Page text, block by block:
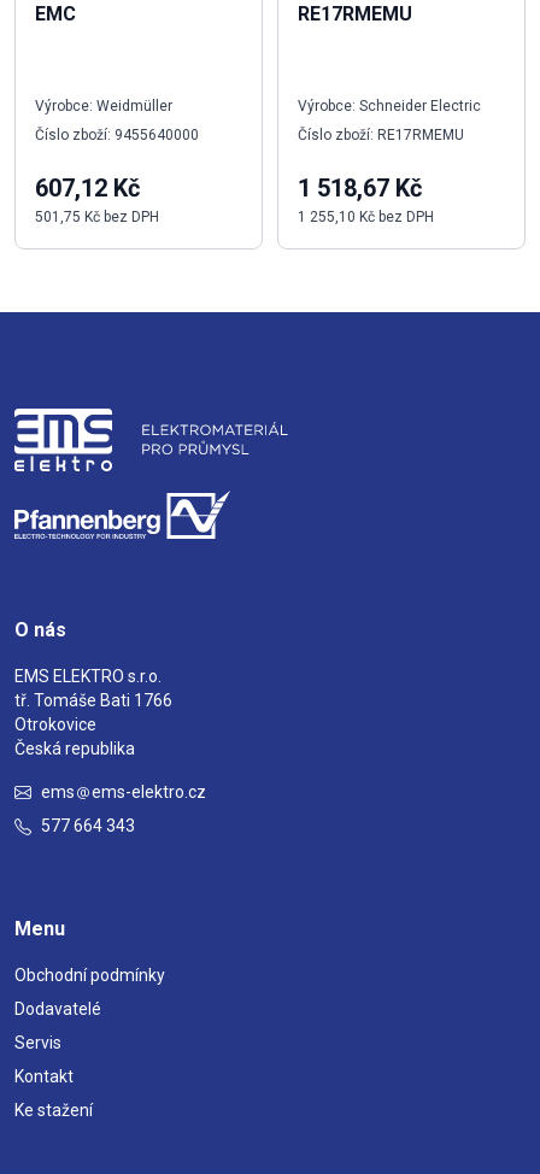
EMC
Výrobce: Weidmüller
Číslo zboží: 9455640000
607,12 Kč
501,75 Kč bez DPH
RE17RMEMU
Výrobce: Schneider Electric
Číslo zboží: RE17RMEMU
1 518,67 Kč
1 255,10 Kč bez DPH
O nás
EMS ELEKTRO s.r.o.
tř. Tomáše Bati 1766
Otrokovice
Česká republika
ems
ems-elektro.cz
577 664 343
Menu
Obchodní podmínky
Dodavatelé
Servis
Kontakt
Ke stažení